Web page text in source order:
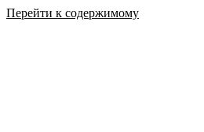
Перейти к содержимому